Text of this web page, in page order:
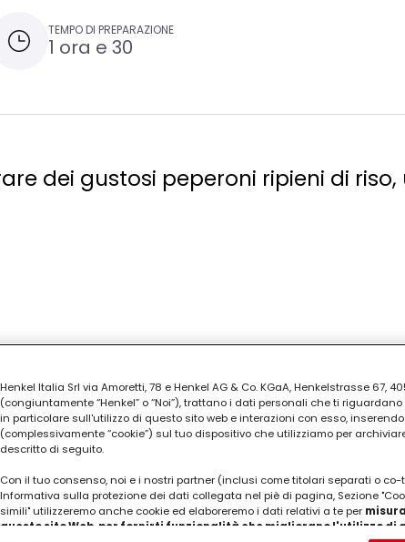
TEMPO DI PREPARAZIONE
1 ora e 30
dei gustosi peperoni ripieni di
Henkel Italia Srl via Amoretti, 78 e Henkel AG & Co. KGaA, Henkelstrasse 67,
(congiuntamente “Henkel” o “Noi”), trattano i dati personali che ti
in particolare sull'utilizzo di questo sito web e interazioni con esso,
(complessivamente “cookie”) sul tuo dispositivo che utilizziamo per
descritto di seguito.
Con il tuo consenso, noi e i nostri partner (inclusi come titolari separati o
Informativa sulla protezione dei dati collegata nel piè di pagina, Sezione
simili" utilizzeremo anche cookie ed elaboreremo i dati relativi a te per
questo sito Web, per fornirti funzionalità che migliorano l'utilizzo di